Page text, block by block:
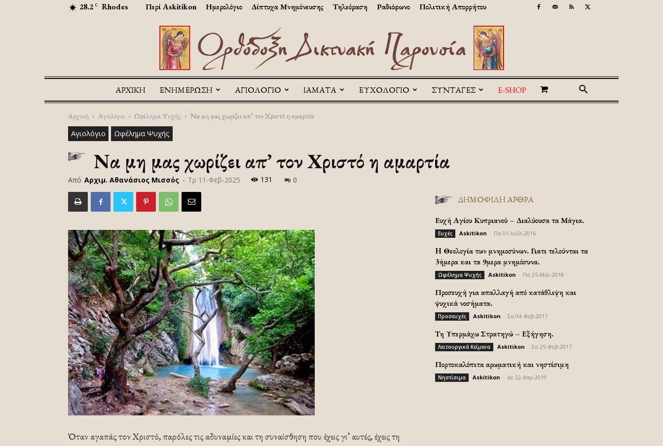
28.2 C Rhodes Περί Askitikon Ημερολόγιο Δίπτυχα Μνημόνευσης Τηλεόραση Ραδιόφωνο Πολιτική Απορρήτου
Askitikon
ΑΡΧΙΚΉ ΕΝΗΜΕΡΩΣΗ ΑΓΙΟΛΟΓΙΟ ΙΑΜΑΤΑ ΕΥΧΟΛΟΓΙΟ ΣΥΝΤΑΓΕΣ E-SHOP
Αρχική Αγιολόγιο Ωφέλημα Ψυχής Να μη μας χωρίζει απ’ τον Χριστό η αμαρτία
Αγιολόγιο Ωφέλημα Ψυχής
Να μη μας χωρίζει απ’ τον Χριστό η αμαρτία
Από Αρχιμ. Αθανάσιος Μισσός - Τρ 11-Φεβ-2025 131 0
Όταν αγαπάς τον Χριστό, παρόλες τις αδυναμίες και τη συναίσθηση που έχεις γι’ αυτές, έχεις τη
ΔΗΜΟΦΙΛΗ ΑΡΘΡΑ
Ευχή Αγίου Κυπριανού – Διαλύουσα τα Μάγια.
Ευχές Askitikon Πα 01-Ιούλ-2016
H Θεολογία των μνημοσύνων. Γιατι τελούνται τα
3ήμερα και τα 9μερα μνημόσυνα.
Ωφέλημα Ψυχής Askitikon Πα 25-Μάι-2018
Προσευχή για απαλλαγή από κατάθλιψη και
ψυχικά νοσήματα.
Προσευχές Askitikon Σα 04-Φεβ-2017
Τη Υπερμάχω Στρατηγώ – Εξήγηση.
Λειτουργικά Κείμενα Askitikon Σα 25-Φεβ-2017
Πορτοκαλόπιτα αρωματική και νηστίσιμη
Νηστίσιμα Askitikon Δε 22-Απρ-2019